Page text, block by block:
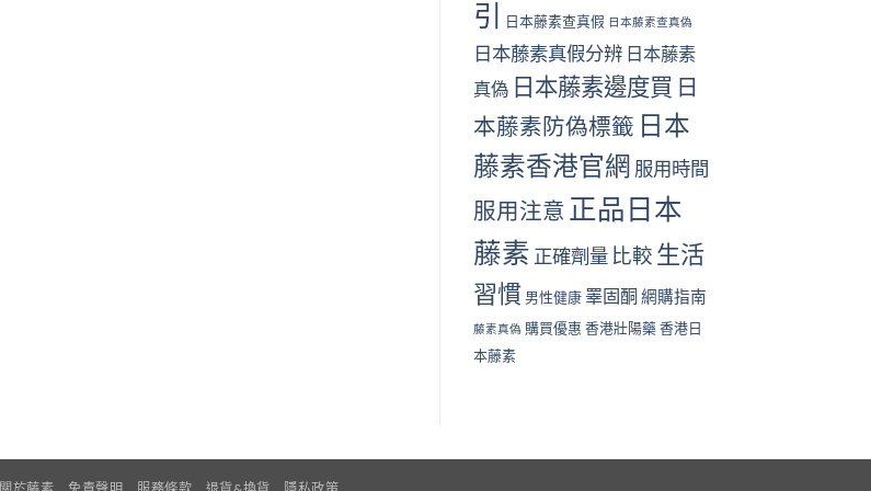
引
日本藤素查真假 日本藤素查真偽
日本藤素真假分辨 日本藤素
真偽 日本藤素邊度買 日
本藤素防偽標籤 日本
藤素香港官網 服用時間
服用注意 正品日本
藤素 正確劑量 比較 生活
習慣 男性健康 睪固酮 網購指南
藤素真偽 購買優惠 香港壯陽藥 香港日
本藤素